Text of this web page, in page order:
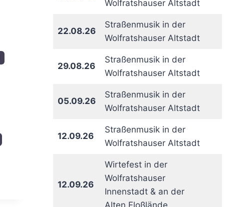
Wolfratshauser Altstadt
22.08.26
Straßenmusik in der
Wolfratshauser Altstadt
29.08.26
Straßenmusik in der
Wolfratshauser Altstadt
05.09.26
Straßenmusik in der
Wolfratshauser Altstadt
12.09.26
Straßenmusik in der
Wolfratshauser Altstadt
12.09.26
Wirtefest in der
Wolfratshauser
Innenstadt & an der